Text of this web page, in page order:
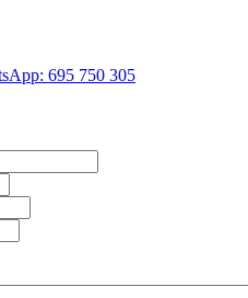
695 750 305